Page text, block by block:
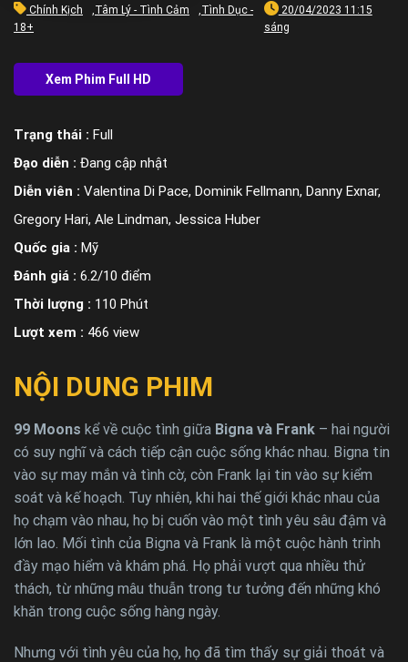
Chính Kịch ,Tâm Lý - Tình Cảm ,Tình Dục -
18+
20/04/2023 11:15
sáng
Trạng thái : Full
Đạo diễn : Đang cập nhật
Diễn viên : Valentina Di Pace, Dominik Fellmann, Danny Exnar,
Gregory Hari, Ale Lindman, Jessica Huber
Quốc gia : Mỹ
Đánh giá : 6.2/10 điểm
Thời lượng : 110 Phút
Lượt xem : 466 view
NỘI DUNG PHIM
99 Moons kể về cuộc tình giữa Bigna và Frank – hai người
có suy nghĩ và cách tiếp cận cuộc sống khác nhau. Bigna tin
vào sự may mắn và tình cờ, còn Frank lại tin vào sự kiểm
soát và kế hoạch. Tuy nhiên, khi hai thế giới khác nhau của
họ chạm vào nhau, họ bị cuốn vào một tình yêu sâu đậm và
lớn lao. Mối tình của Bigna và Frank là một cuộc hành trình
đầy mạo hiểm và khám phá. Họ phải vượt qua nhiều thử
thách, từ những mâu thuẫn trong tư tưởng đến những khó
khăn trong cuộc sống hàng ngày.
Nhưng với tình yêu của họ, họ đã tìm thấy sự giải thoát và